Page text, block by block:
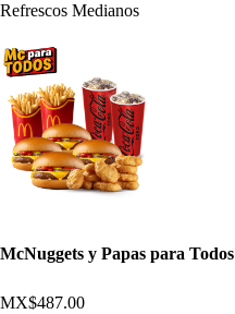
Refrescos Medianos
McNuggets y Papas para Todos
MX$487.00